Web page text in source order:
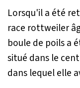
Lorsqu'il a été
race rottweiler
boule de poils a
situé dans le
dans lequel elle